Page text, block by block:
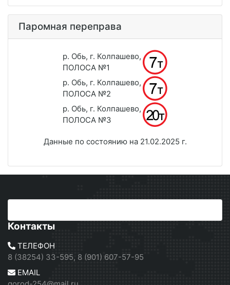
Паромная переправа
р. Обь, г. Колпашево,
ПОЛОСА №1
р. Обь, г. Колпашево,
ПОЛОСА №2
р. Обь, г. Колпашево,
ПОЛОСА №3
Данные по состоянию на 21.02.2025 г.
Контакты
ТЕЛЕФОН
8 (38254) 33-595, 8 (901) 607-57-95
EMAIL